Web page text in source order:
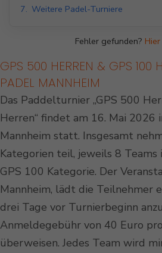
7. Weitere Padel-Turniere
Fehler gefunden?
GPS 500 HERREN & GPS 100
PADEL MANNHEIM
Das Paddelturnier „GPS 500
Herren“ findet am 16. Mai 2026
Mannheim statt. Insgesamt
Kategorien teil, jeweils 8 Teams
GPS 100 Kategorie. Der
Mannheim, lädt die Teilnehmer
drei Tage vor Turnierbeginn
Anmeldegebühr von 40 Euro
überweisen. Jedes Team wird